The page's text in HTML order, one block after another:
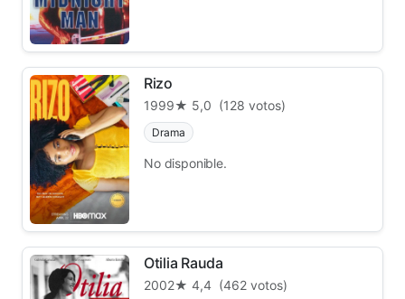
Rizo
1999★ 5,0 (128 votos)
Drama
No disponible.
Otilia Rauda
2002★ 4,4 (462 votos)